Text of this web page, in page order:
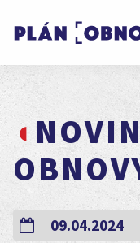
09.04.2024